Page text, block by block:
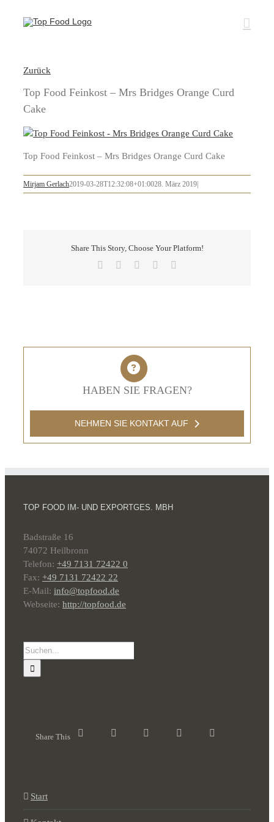
Inhalt
Zurück
Top Food Feinkost – Mrs Bridges Orange Curd
Cake
Top Food Feinkost – Mrs Bridges Orange Curd Cake
Mirjam Gerlach2019-03-28T12:32:08+01:0028. März 2019
Share This Story, Choose Your Platform!
Facebook LinkedInPinterest
HABEN SIE FRAGEN?
NEHMEN SIE KONTAKT AUF
TOP FOOD IM- UND EXPORTGES. MBH
Badstraße 16
74072 Heilbronn
Telefon: +49 7131 72422 0
Fax: +49 7131 72422 22
E-Mail: info@topfood.de
Webseite: http://topfood.de
Suche
nach:
Share This
Start